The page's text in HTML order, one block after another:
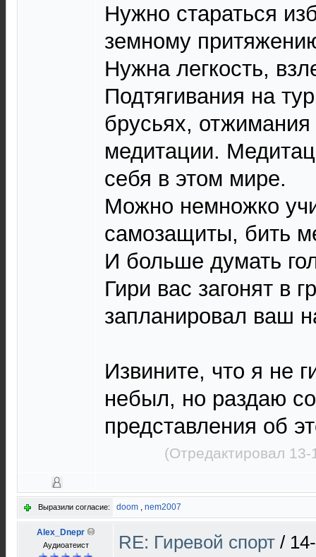
Нужно стараться
земному
Нужна легкость,
Подтягивания на
брусьях,
медитации.
себя в этом мире.
Можно немножко
самозащиты, бить
И больше думать
Гири вас загонят в
запланировал ваш
Извините, что я не
небыл, но раздаю
представления об
(Отредактировал
Выразили согласие: doom , nem2007
Alex_Dnepr
Aудиоатеист RE: Гиревой спорт /